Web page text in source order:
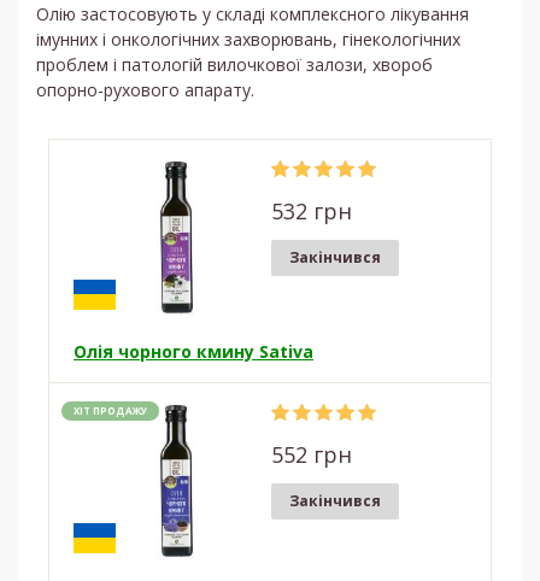
Олію застосовують у складі комплексного лікування
імунних і онкологічних захворювань, гінекологічних
проблем і патологій вилочкової залози, хвороб
опорно-рухового апарату.
532 грн
Закінчився
Олія чорного кмину Sativa
ХІТ ПРОДАЖУ
552 грн
Закінчився